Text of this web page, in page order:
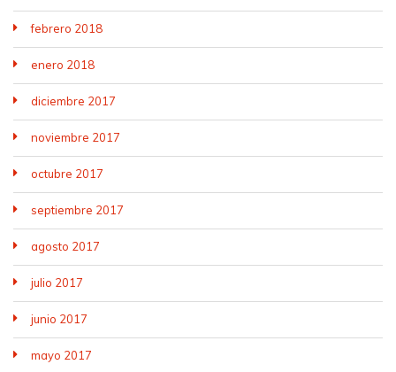
febrero 2018
enero 2018
diciembre 2017
noviembre 2017
octubre 2017
septiembre 2017
agosto 2017
julio 2017
junio 2017
mayo 2017